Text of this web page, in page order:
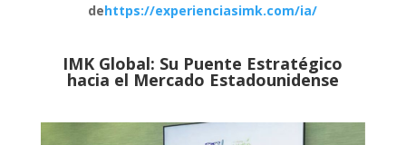
dehttps://experienciasimk.com/ia/
IMK Global: Su Puente Estratégico
hacia el Mercado Estadounidense